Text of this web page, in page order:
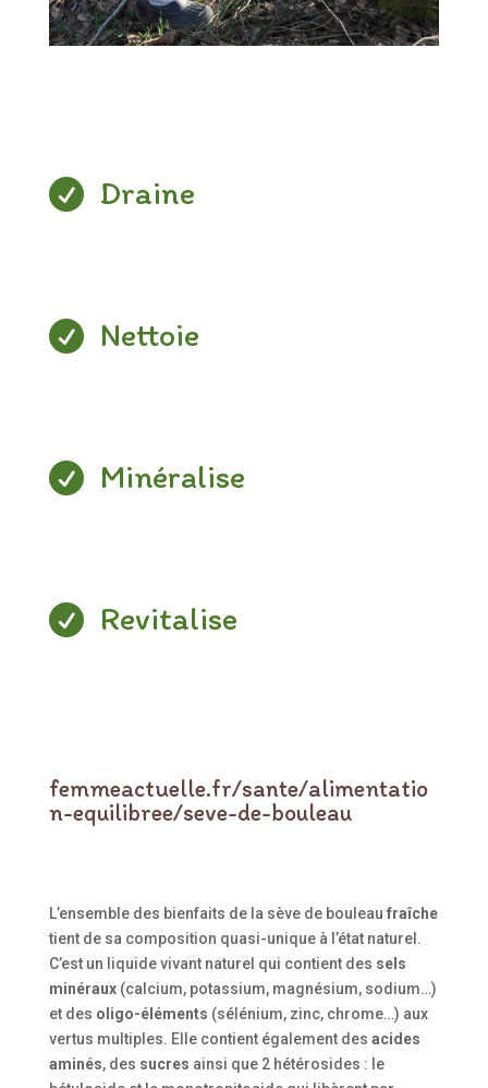
 Draine
 Nettoie
 Minéralise
 Revitalise
femmeactuelle.fr/sante/alimentatio
n-equilibree/seve-de-bouleau
L’ensemble des bienfaits de la sève de bouleau fraîche
tient de sa composition quasi-unique à l’état naturel.
C’est un liquide vivant naturel qui contient des sels
minéraux(calcium, potassium, magnésium, sodium…)
et des oligo-éléments (sélénium, zinc, chrome…) aux
vertus multiples. Elle contient également des acides
aminés, des sucres ainsi que 2 hétérosides : le